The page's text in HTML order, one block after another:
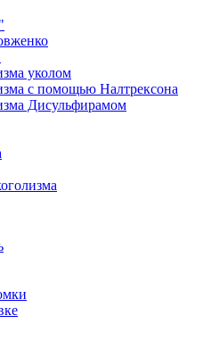
уколом
с помощью Налтрексона
Дисульфирамом